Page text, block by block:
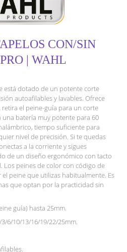
CON/SIN
| WAHL
está dotado de un potente corte
autoafilables y lavables. Ofrece
retira el peine-guía para un corte
batería muy potente para 60
tiempo suficiente para
nivel de precisión. Si te quedas
a la corriente y sigues
de un diseño ergonómico con tacto
Los peines de color con código de
peine que utilizas habitualmente. Es
que optan por la practicidad sin
guía) hasta 25mm.
6/10/13/16/19/22/25mm.